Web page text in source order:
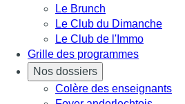
Le Brunch
Le Club du Dimanche
Le Club de l'Immo
Grille des programmes
Nos dossiers
Colère des enseignants